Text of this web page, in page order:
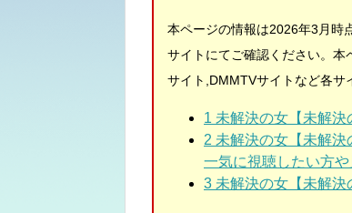
本ページの情報は2026年3月時
サイトにてご確認ください。 本
サイト,DMMTVサイトなど各サ
1 未解決の女【未解
2 未解決の女【未解
一気に視聴したい方
3 未解決の女【未解